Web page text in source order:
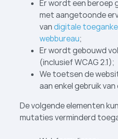
Er wordt een beroep
met aangetoonde
vandigitale
webbureau;
Er wordt gebouwd
(inclusief WCAG 2.1);
We toetsen de
aan enkel gebruik
De volgende elementen
mutaties verminderd